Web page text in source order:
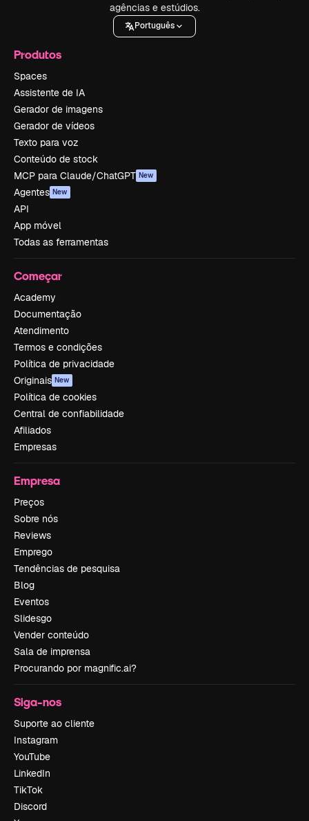
agências e estúdios.
Português
Produtos
Spaces
Assistente de IA
Gerador de imagens
Gerador de vídeos
Texto para voz
Conteúdo de stock
MCP para Claude/ChatGPT New
Agentes New
API
App móvel
Todas as ferramentas
Começar
Academy
Documentação
Atendimento
Termos e condições
Política de privacidade
Originais New
Política de cookies
Central de confiabilidade
Afiliados
Empresas
Empresa
Preços
Sobre nós
Reviews
Emprego
Tendências de pesquisa
Blog
Eventos
Slidesgo
Vender conteúdo
Sala de imprensa
Procurando por magnific.ai?
Siga-nos
Suporte ao cliente
Instagram
YouTube
LinkedIn
TikTok
Discord